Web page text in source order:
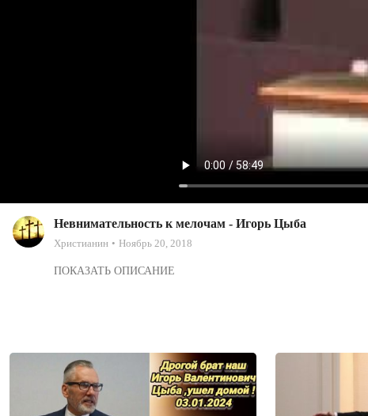
Невнимательность к мелочам - Игорь Цыба
Христианин Ноябрь 20, 2018
Игорь Цыба - бывший врач из Санкт Петербурга. Однажды